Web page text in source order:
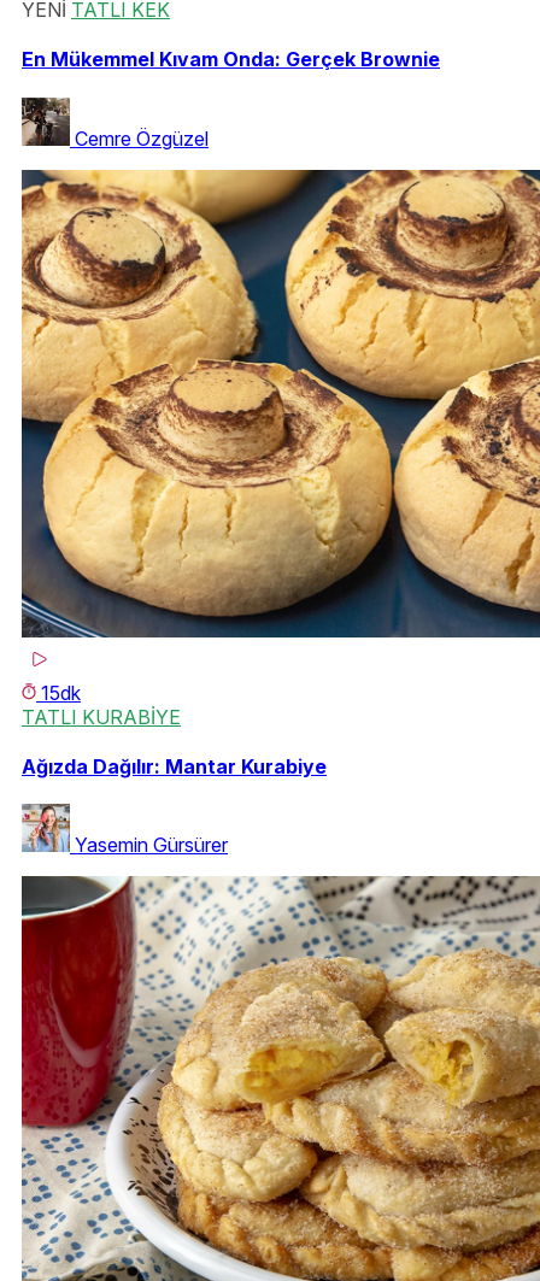
YENİ TATLI KEK
En Mükemmel Kıvam Onda: Gerçek Brownie
Cemre Özgüzel
15dk
TATLI KURABİYE
Ağızda Dağılır: Mantar Kurabiye
Yasemin Gürsürer